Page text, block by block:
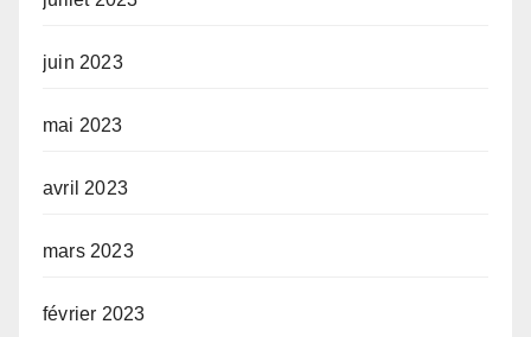
juin 2023
mai 2023
avril 2023
mars 2023
février 2023